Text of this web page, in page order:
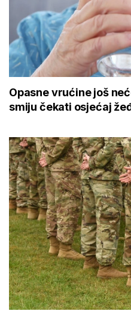
Opasne vrućine još
smiju čekati osjećaj